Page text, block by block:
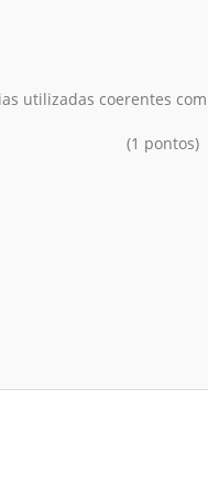
utilizadas coerentes
(1 pontos)